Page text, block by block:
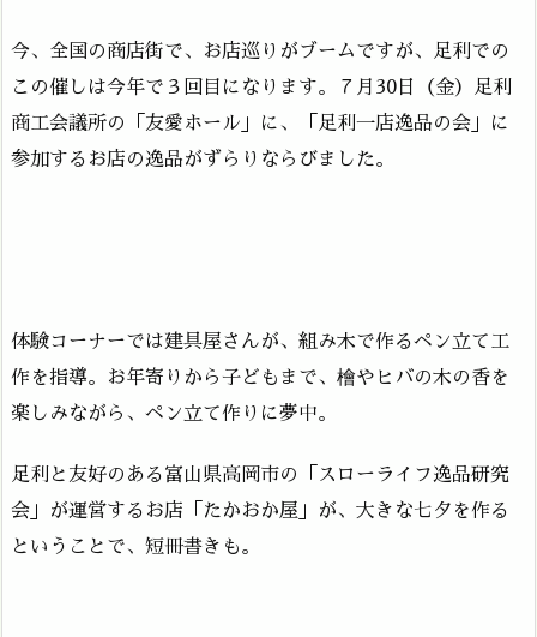
今、全国の商店街で、お店巡りがブームですが、足利での
この催しは今年で３回目になります。７月30日（金）足利
商工会議所の「友愛ホール」に、「足利一店逸品の会」に
参加するお店の逸品がずらりならびました。
体験コーナーでは建具屋さんが、組み木で作るペン立て工
作を指導。お年寄りから子どもまで、檜やヒバの木の香を
楽しみながら、ペン立て作りに夢中。
足利と友好のある富山県高岡市の「スローライフ逸品研究
会」が運営するお店「たかおか屋」が、大きな七夕を作る
ということで、短冊書きも。